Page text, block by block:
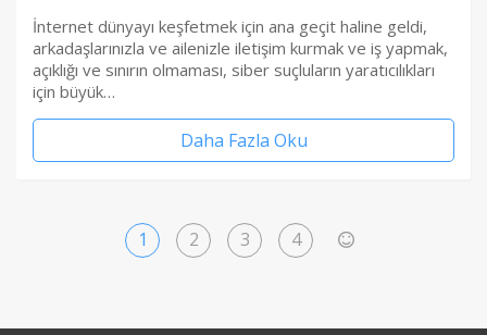
İnternet dünyayı keşfetmek için ana geçit haline geldi,
arkadaşlarınızla ve ailenizle iletişim kurmak ve iş yapmak,
açıklığı ve sınırın olmaması, siber suçluların yaratıcılıkları
için büyük…
Daha Fazla Oku
1 2 3 4